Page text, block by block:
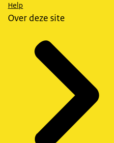
Help
Over deze site